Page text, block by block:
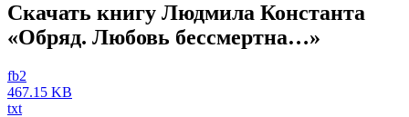
Скачать книгу Людмила Константа
«Обряд. Любовь бессмертна…»
fb2
467.15 KB
txt